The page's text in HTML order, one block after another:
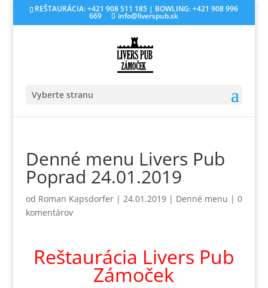
REŠTAURÁCIA: +421 908 511 185 | BOWLING: +421 908 996
669 info@liverspub.sk
Vyberte stranu
Denné menu Livers Pub
Poprad 24.01.2019
od Roman Kapsdorfer| 24.01.2019| Denné menu | 0
komentárov
Reštaurácia Livers Pub
Zámoček